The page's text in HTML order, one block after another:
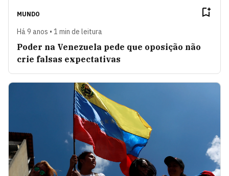
MUNDO
Há 9 anos • 1 min de leitura
Poder na Venezuela pede que oposição não
crie falsas expectativas